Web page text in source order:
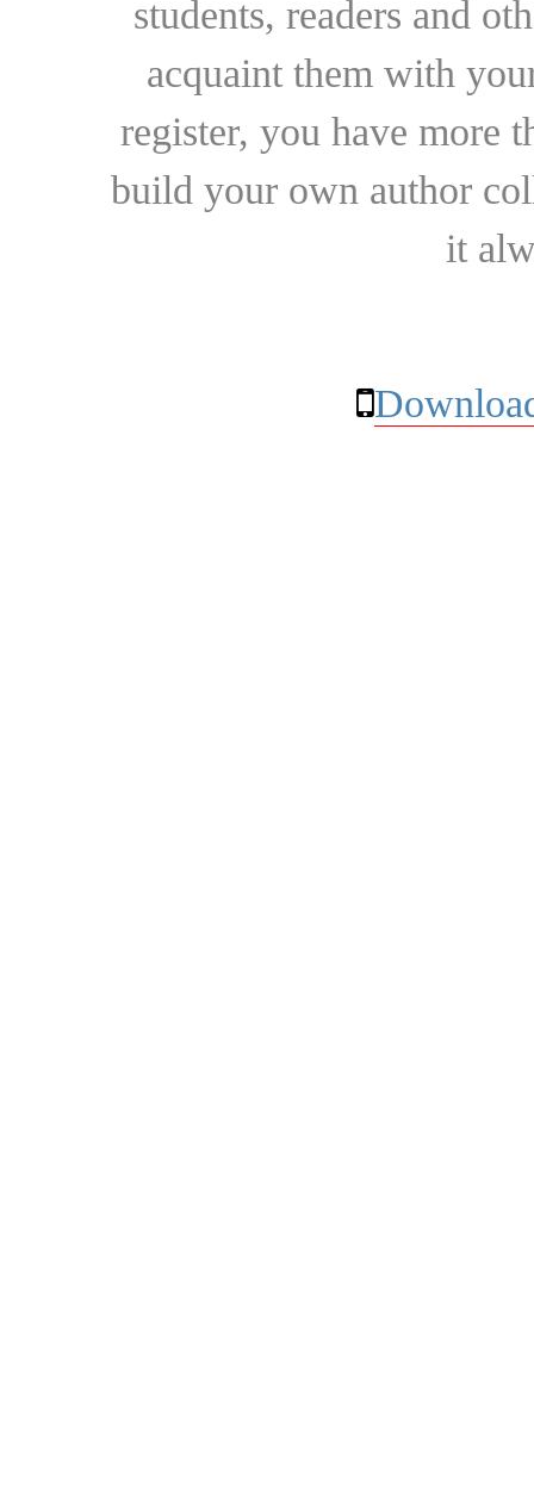
students, readers and
acquaint them with
register, you have more
build your own author
it